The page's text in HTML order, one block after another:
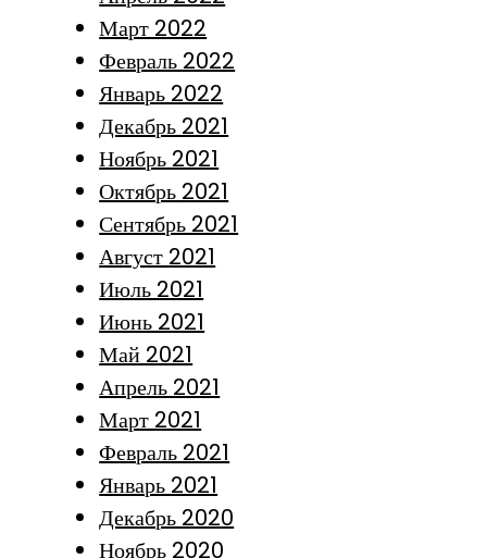
Март 2022
Февраль 2022
Январь 2022
Декабрь 2021
Ноябрь 2021
Октябрь 2021
Сентябрь 2021
Август 2021
Июль 2021
Июнь 2021
Май 2021
Апрель 2021
Март 2021
Февраль 2021
Январь 2021
Декабрь 2020
Ноябрь 2020